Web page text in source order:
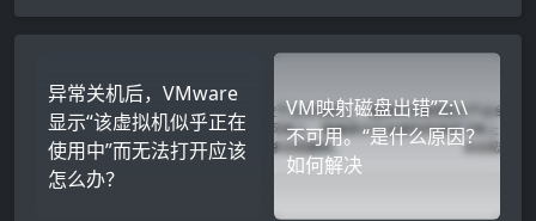
异常关机后，VMware
显示“该虚拟机似乎正在
使用中”而无法打开应该
怎么办？
VM映射磁盘出错”Z:\\
不可用。“是什么原因？
如何解决